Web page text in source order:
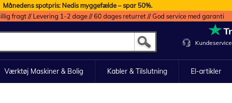
Månedens spotpris: Nedis myggefælde – spar 50%.
fragt // Levering 1-2 dage // 60 dages returret // God service med garanti
Kundeservice
Værktøj Maskiner & Bolig Kabler & Tilslutning El-artikler